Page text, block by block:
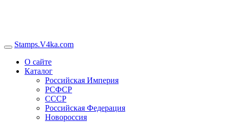
Stamps.V4ka.com
О сайте
Каталог
Российская Империя
РСФСР
СССР
Российская Федерация
Новороссия